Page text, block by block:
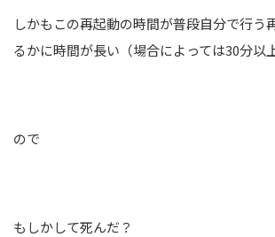
しかもこの再起動の時間が普段自分で行う
るかに時間が長い（場合によっては30分以上
ので
もしかして死んだ？